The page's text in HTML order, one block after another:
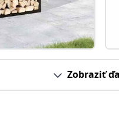
Zobraziť